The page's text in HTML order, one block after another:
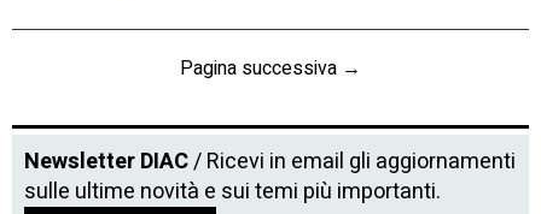
Pagina successiva →
Newsletter DIAC/ Ricevi in email gli aggiornamenti
sulle ultime novità e sui temi più importanti.